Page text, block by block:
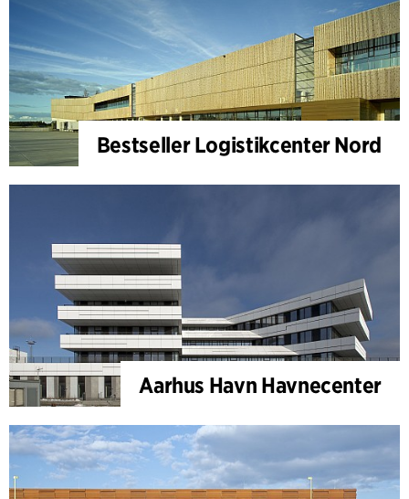
Bestseller Logistikcenter Nord
Aarhus Havn Havnecenter